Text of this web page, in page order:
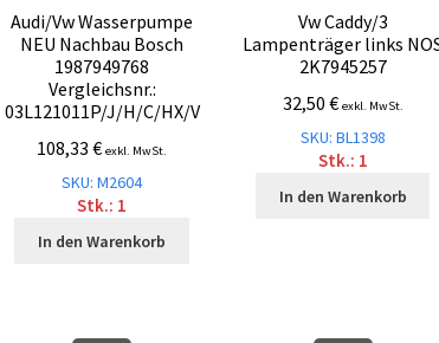
Audi/Vw Wasserpumpe
NEU Nachbau Bosch
1987949768
Vergleichsnr.:
03L121011P/J/H/C/HX/V
108,33€ exkl. MwSt.
SKU: M2604
Stk.: 1
In den Warenkorb
Vw Caddy/3
Lampenträger links
2K7945257
32,50 € exkl. MwSt.
SKU: BL1398
Stk.: 1
In den Warenkorb